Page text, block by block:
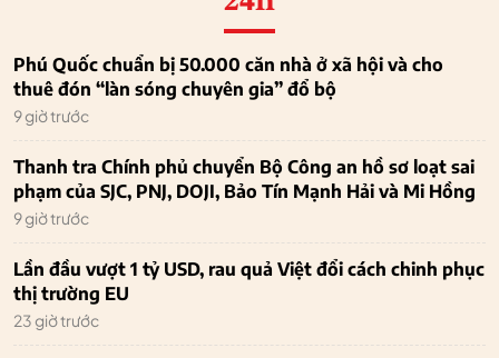
Phú Quốc chuẩn bị 50.000 căn nhà ở xã hội và cho
thuê đón “làn sóng chuyên gia” đổ bộ
9 giờ trước
Thanh tra Chính phủ chuyển Bộ Công an hồ sơ loạt sai
phạm của SJC, PNJ, DOJI, Bảo Tín Mạnh Hải và Mi Hồng
9 giờ trước
Lần đầu vượt 1 tỷ USD, rau quả Việt đổi cách chinh phục
thị trường EU
23 giờ trước